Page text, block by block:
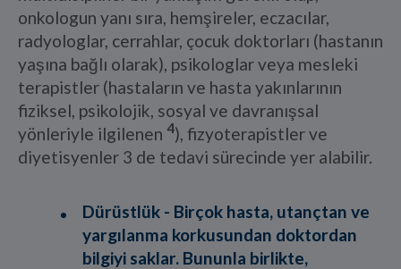
onkologun yanı sıra, hemşireler, eczacılar,
radyologlar, cerrahlar, çocuk doktorları (hastanın
yaşına bağlı olarak), psikologlar veya mesleki
terapistler (hastaların ve hasta yakınlarının
fiziksel, psikolojik, sosyal ve davranışsal
yönleriyle ilgilenen 4), fizyoterapistler ve
diyetisyenler 3 de tedavi sürecinde yer alabilir.
Dürüstlük - Birçok hasta, utançtan ve
yargılanma korkusundan doktordan
bilgiyi saklar. Bununla birlikte,